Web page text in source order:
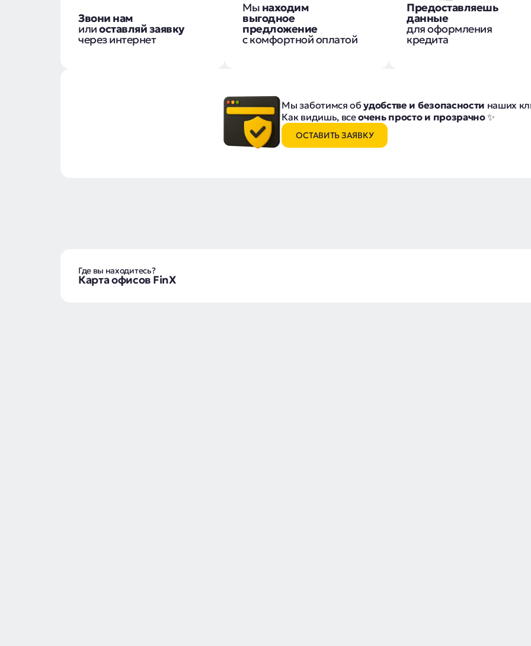
Звони нам
илиоставляй заявку
через интернет
Мы находим
выгодное
предложение
с комфортной оплатой
Предоставляешь
данные
для оформления
кредита
Мы заботимся обудобстве и безопасности наших
Как видишь, всеочень просто и прозрачно✨
ОСТАВИТЬ ЗАЯВКУ
Где вы находитесь?
Карта офисов FinX